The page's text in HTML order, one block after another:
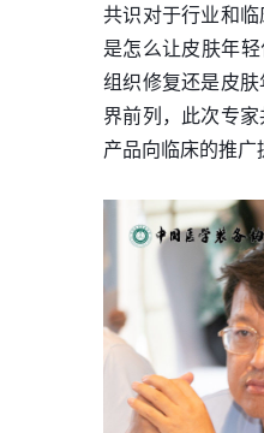
共识对于行业和
是怎么让皮肤年
组织修复还是皮
界前列，此次专
产品向临床的推广